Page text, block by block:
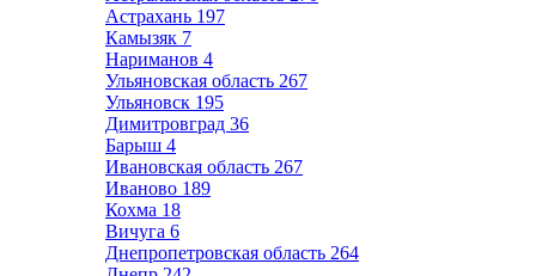
Астрахань 197
Камызяк 7
Нариманов 4
Ульяновская область 267
Ульяновск 195
Димитровград 36
Барыш 4
Ивановская область 267
Иваново 189
Кохма 18
Вичуга 6
Днепропетровская область 264